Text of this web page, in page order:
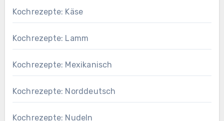
Kochrezepte: Käse
Kochrezepte: Lamm
Kochrezepte: Mexikanisch
Kochrezepte: Norddeutsch
Kochrezepte: Nudeln